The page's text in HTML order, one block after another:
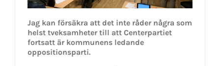
Jag kan försäkra att det inte råder några som
helst tveksamheter till att Centerpartiet
fortsatt är kommunens ledande
oppositionsparti.